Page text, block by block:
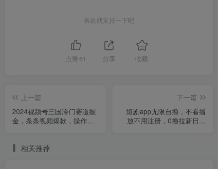
喜欢就支持一下吧
点赞 61 分享 收藏
上一篇
2024视频号三国冷门赛道掘
金，条条视频爆款，操作简
下一篇
短剧app无限自撸，不看播
放不用注册，0撸拉新日入
相关推荐